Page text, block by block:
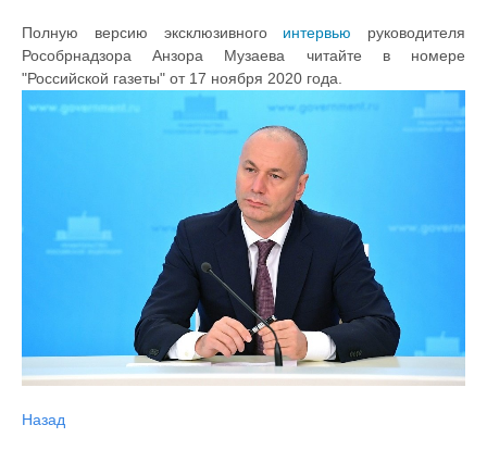
Полную версию эксклюзивного интервью руководителя
Рособрнадзора Анзора Музаева читайте в номере
"Российской газеты" от 17 ноября 2020 года.
Назад